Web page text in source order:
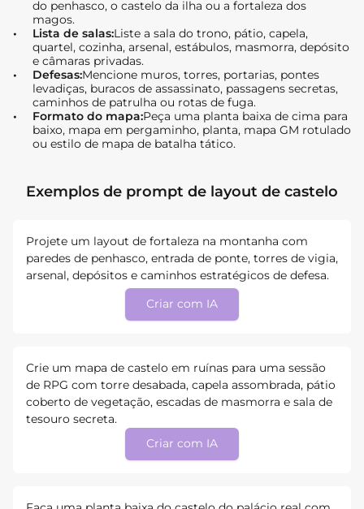
do penhasco, o castelo da ilha ou a fortaleza dos
magos.
Lista de salas:Liste a sala do trono, pátio, capela,
quartel, cozinha, arsenal, estábulos, masmorra, depósito
e câmaras privadas.
Defesas:Mencione muros, torres, portarias, pontes
levadiças, buracos de assassinato, passagens secretas,
caminhos de patrulha ou rotas de fuga.
Formato do mapa:Peça uma planta baixa de cima para
baixo, mapa em pergaminho, planta, mapa GM rotulado
ou estilo de mapa de batalha tático.
Exemplos de prompt de layout de castelo
Projete um layout de fortaleza na montanha com
paredes de penhasco, entrada de ponte, torres de vigia,
arsenal, depósitos e caminhos estratégicos de defesa.
Criar com IA
Crie um mapa de castelo em ruínas para uma sessão
de RPG com torre desabada, capela assombrada, pátio
coberto de vegetação, escadas de masmorra e sala de
tesouro secreta.
Criar com IA